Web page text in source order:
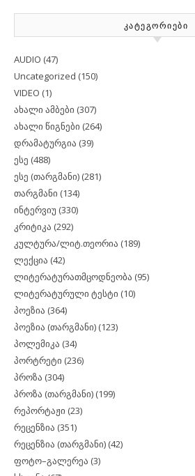
ᲙᲐᲢᲔᲒᲝᲠᲘᲔᲑᲘ
AUDIO (47)
Uncategorized (150)
VIDEO (1)
ახალი ამბები (307)
ახალი წიგნები (264)
დრამატურგია (39)
ესე (488)
ესე (თარგმანი) (281)
თარგმანი (134)
ინტერვიუ (330)
კრიტიკა (292)
კულტურა/ლიტ.თეორია (189)
ლექცია (42)
ლიტერატურათმცოდნეობა (95)
ლიტერატურული ტესტი (10)
პოეზია (364)
პოეზია (თარგმანი) (123)
პოლემიკა (34)
პორტრეტი (236)
პროზა (304)
პროზა (თარგმანი) (199)
რეპორტაჟი (23)
რეცენზია (351)
რეცენზია (თარგმანი) (42)
ფოტო–გალერეა (3)